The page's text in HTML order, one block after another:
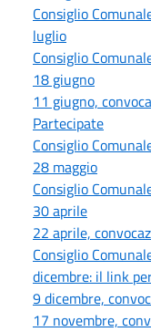
Consiglio
luglio
Consiglio
18 giugno
11 giugno,
Partecipate
Consiglio
28 maggio
Consiglio
30 aprile
22 aprile,
Consiglio
dicembre: il link
9 dicembre,
17 novembre,